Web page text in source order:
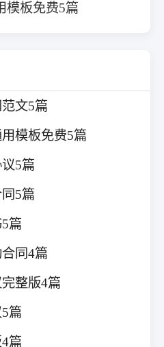
模板免费5篇
文5篇
模板免费5篇
5篇
5篇
篇
同4篇
整版4篇
篇
篇